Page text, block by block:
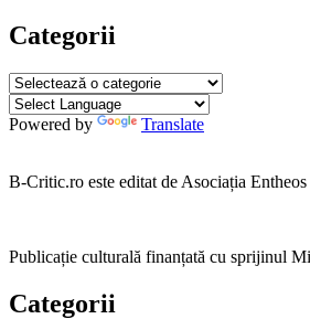
Categorii
Categorii
Powered by Translate
B-Critic.ro este editat de Asociația Entheos
Publicație culturală finanțată cu sprijinul
Categorii